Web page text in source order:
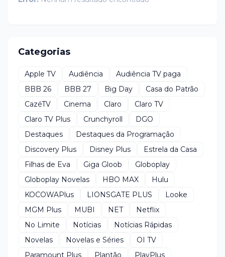
Categorias
Apple TV Audiência
Audiência TV paga
BBB 26
BBB 27 Big Day
Casa do Patrão
CazéTV
Cinema Claro
Claro TV
Claro TV Plus
Crunchyroll
DGO
Destaques
Destaques da Programação
Discovery Plus
Disney Plus
Estrela da Casa
Filhas de Eva
Giga Gloob
Globoplay
Globoplay Novelas
HBO MAX
Hulu
KOCOWAPlus
LIONSGATE PLUS
Looke
MGM Plus
MUBI NET
Netflix
No Limite
Notícias
Notícias Rápidas
Novelas
Novelas e Séries
OI TV
Paramount Plus
Plantão
PlayPlus